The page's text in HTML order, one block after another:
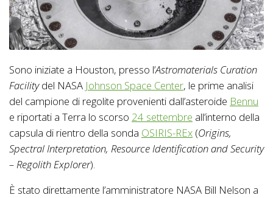
Sono iniziate a Houston, presso l’Astromaterials Curation
Facilitydel NASA Johnson Space Center, le prime analisi
del campione di regolite provenienti dall’asteroide Bennu
e riportati a Terra lo scorso 24 settembre all’interno della
capsula di rientro della sonda OSIRIS-REx (Origins,
Spectral Interpretation, Resource Identification and Security
– Regolith Explorer).
È stato direttamente l’amministratore NASA Bill Nelson a